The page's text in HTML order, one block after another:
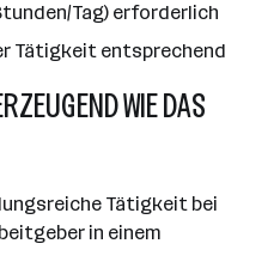
Tag) erforderlich
Tätigkeit entsprechend
WIE DAS
Tätigkeit bei
in einem